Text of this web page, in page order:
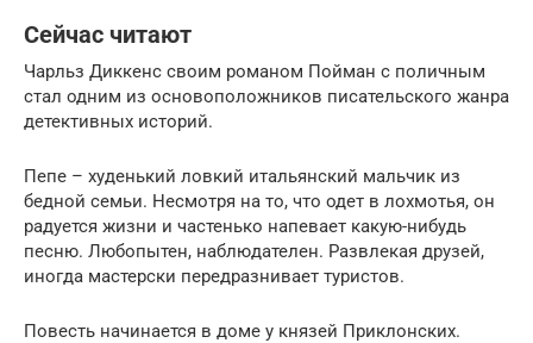
Сейчас читают
Чарльз Диккенс своим романом Пойман с поличным
стал одним из основоположников писательского жанра
детективных историй.
Пепе – худенький ловкий итальянский мальчик из
бедной семьи. Несмотря на то, что одет в лохмотья, он
радуется жизни и частенько напевает какую-нибудь
песню. Любопытен, наблюдателен. Развлекая друзей,
иногда мастерски передразнивает туристов.
Повесть начинается в доме у князей Приклонских.